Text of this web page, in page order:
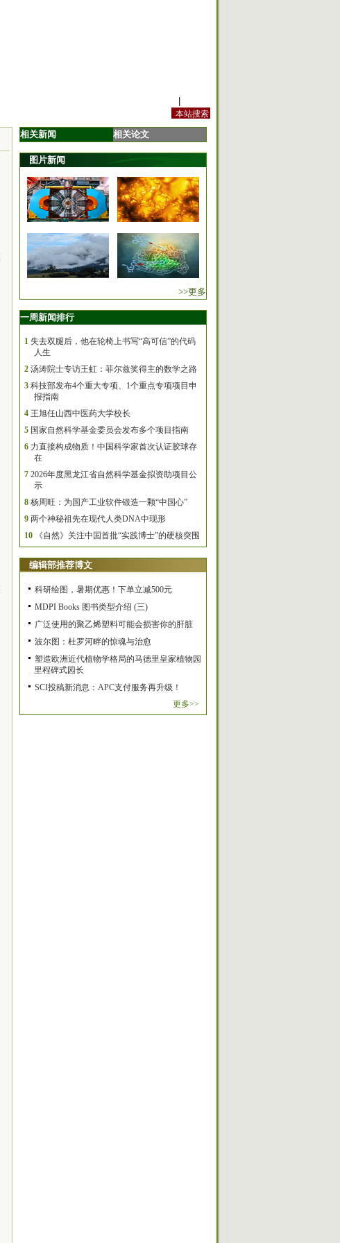
相关新闻 相关论文
图片新闻
>>更多
一周新闻排行
1 失去双腿后，他在轮椅上书写“高可信”的代码
人生
2 汤涛院士专访王虹：菲尔兹奖得主的数学之路
3 科技部发布4个重大专项、1个重点专项项目申
报指南
4 王旭任山西中医药大学校长
5 国家自然科学基金委员会发布多个项目指南
6 力直接构成物质！中国科学家首次认证胶球存
在
7 2026年度黑龙江省自然科学基金拟资助项目公
示
8 杨周旺：为国产工业软件锻造一颗“中国心”
9 两个神秘祖先在现代人类DNA中现形
10
《自然》关注中国首批“实践博士”的硬核突围
编辑部推荐博文
科研绘图，暑期优惠！下单立减500元
MDPI Books 图书类型介绍 (三)
广泛使用的聚乙烯塑料可能会损害你的肝脏
波尔图：杜罗河畔的惊魂与治愈
塑造欧洲近代植物学格局的马德里皇家植物园
里程碑式园长
SCI投稿新消息：APC支付服务再升级！
更多>>